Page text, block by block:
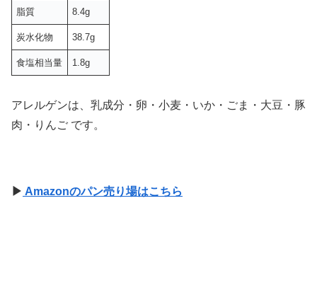
脂質 8.4g
炭水化物 38.7g
食塩相当量 1.8g
アレルゲンは、乳成分・卵・小麦・いか・ごま・大豆・豚
肉・りんご です。
▶ Amazonのパン売り場はこちら